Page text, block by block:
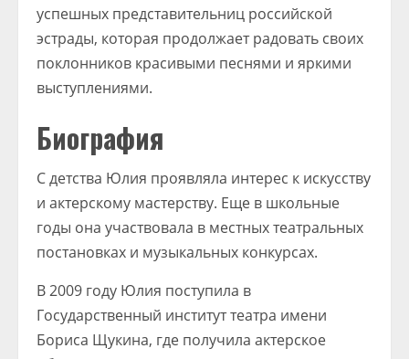
успешных представительниц российской
эстрады, которая продолжает радовать своих
поклонников красивыми песнями и яркими
выступлениями.
Биография
С детства Юлия проявляла интерес к искусству
и актерскому мастерству. Еще в школьные
годы она участвовала в местных театральных
постановках и музыкальных конкурсах.
В 2009 году Юлия поступила в
Государственный институт театра имени
Бориса Щукина, где получила актерское